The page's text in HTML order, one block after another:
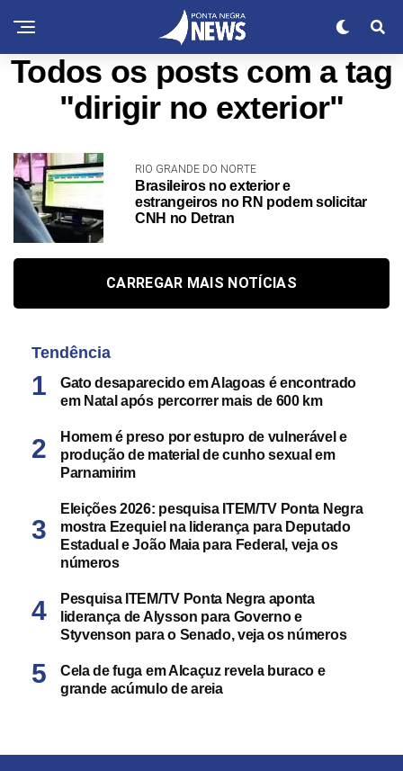
Todos os posts com a tag
"dirigir no exterior"
RIO GRANDE DO NORTE
Brasileiros no exterior e
estrangeiros no RN podem solicitar
CNH no Detran
CARREGAR MAIS NOTÍCIAS
Tendência
Gato desaparecido em Alagoas é encontrado
em Natal após percorrer mais de 600 km
Homem é preso por estupro de vulnerável e
produção de material de cunho sexual em
Parnamirim
Eleições 2026: pesquisa ITEM/TV Ponta Negra
mostra Ezequiel na liderança para Deputado
Estadual e João Maia para Federal, veja os
números
Pesquisa ITEM/TV Ponta Negra aponta
liderança de Alysson para Governo e
Styvenson para o Senado, veja os números
Cela de fuga em Alcaçuz revela buraco e
grande acúmulo de areia